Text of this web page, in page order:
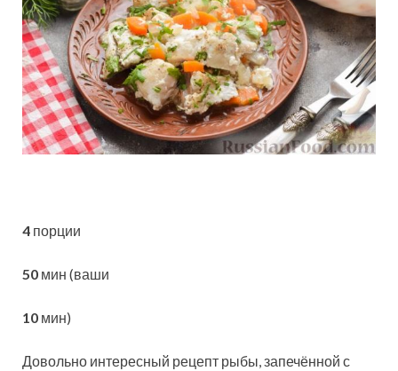
4 порции
50 мин (ваши
10 мин)
Довольно интересный рецепт рыбы, запечённой с